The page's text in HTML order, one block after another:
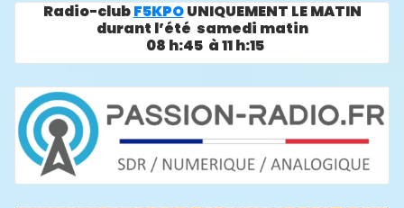
Radio-clubF5KPOUNIQUEMENT LE MATIN
durant l’été samedi matin
08 h:45 à 11 h:15